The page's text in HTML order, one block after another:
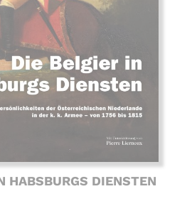
HABSBURGS DIENSTEN